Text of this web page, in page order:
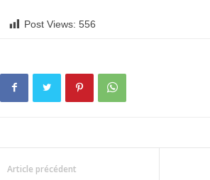
Post Views: 556
Article précédent